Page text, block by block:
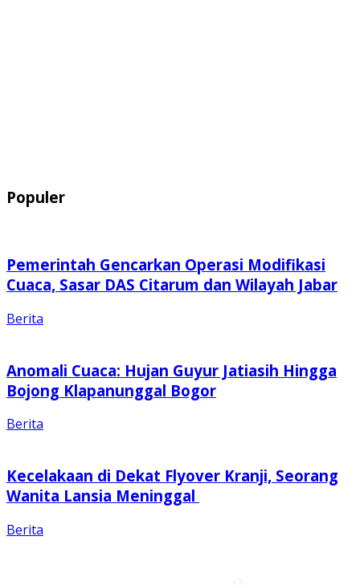
Populer
Pemerintah Gencarkan Operasi Modifikasi
Cuaca, Sasar DAS Citarum dan Wilayah Jabar
Berita
Anomali Cuaca: Hujan Guyur Jatiasih Hingga
Bojong Klapanunggal Bogor
Berita
Kecelakaan di Dekat Flyover Kranji, Seorang
Wanita Lansia Meninggal
Berita